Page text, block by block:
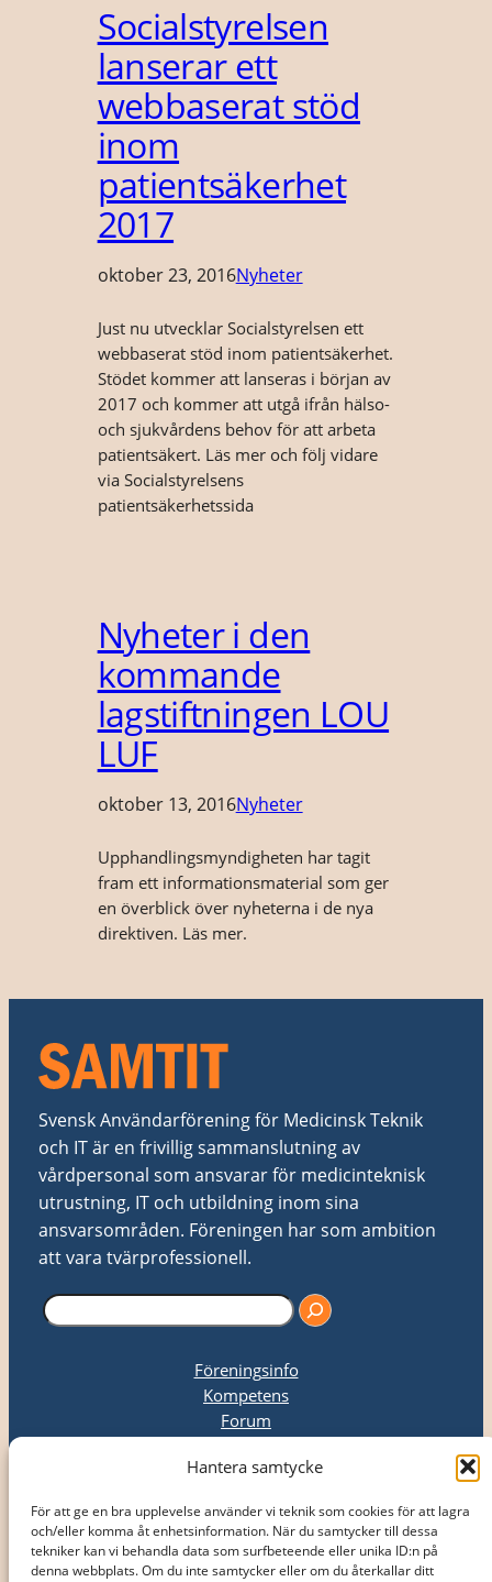
Hantera samtycke
För att ge en bra upplevelse använder vi teknik som cookies för att lagra
och/eller komma åt enhetsinformation. När du samtycker till dessa
tekniker kan vi behandla data som surfbeteende eller unika ID:n på
denna webbplats. Om du inte samtycker eller om du återkallar ditt
Socialstyrelsen
lanserar ett
webbaserat stöd
inom
patientsäkerhet
2017
oktober 23, 2016Nyheter
Just nu utvecklar Socialstyrelsen ett
webbaserat stöd inom patientsäkerhet.
Stödet kommer att lanseras i början av
2017 och kommer att utgå ifrån hälso-
och sjukvårdens behov för att arbeta
patientsäkert. Läs mer och följ vidare
via Socialstyrelsens
patientsäkerhetssida
Nyheter i den
kommande
lagstiftningen LOU
LUF
oktober 13, 2016Nyheter
Upphandlingsmyndigheten har tagit
fram ett informationsmaterial som ger
en överblick över nyheterna i de nya
direktiven. Läs mer.
Svensk Användarförening för Medicinsk Teknik
och IT är en frivillig sammanslutning av
vårdpersonal som ansvarar för medicinteknisk
utrustning, IT och utbildning inom sina
ansvarsområden. Föreningen har som ambition
att vara tvärprofessionell.
ö
k
Föreningsinfo
Kompetens
Forum
Kongress
Nyheter
Bli medlem